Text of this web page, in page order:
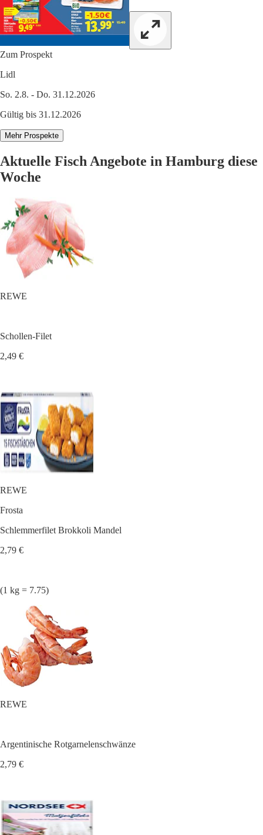
Zum Prospekt
Lidl
So. 2.8. - Do. 31.12.2026
Gültig bis 31.12.2026
Mehr Prospekte
Aktuelle Fisch Angebote in Hamburg diese
Woche
REWE
Schollen-Filet
2,49 €
REWE
Frosta
Schlemmerfilet Brokkoli Mandel
2,79 €
(1 kg = 7.75)
REWE
Argentinische Rotgarnelenschwänze
2,79 €